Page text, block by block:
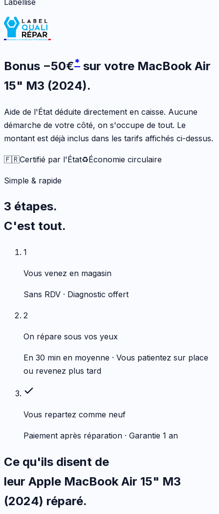
Bonus −50€* sur votre MacBook Air
15" M3 (2024).
Aide de l'État déduite directement en caisse. Aucune
démarche de votre côté, on s'occupe de tout. Le
montant est déjà inclus dans les tarifs affichés ci-dessus.
🇫🇷Certifié par l'État♻️Économie circulaire
Simple & rapide
3 étapes.
C'est tout.
1
Vous venez en magasin
Sans RDV · Diagnostic offert
2
On répare sous vos yeux
En 30 min en moyenne · Vous patientez sur place
ou revenez plus tard
Vous repartez comme neuf
Paiement après réparation · Garantie 1 an
Ce qu'ils disent de
leur Apple MacBook Air 15" M3
(2024) réparé.